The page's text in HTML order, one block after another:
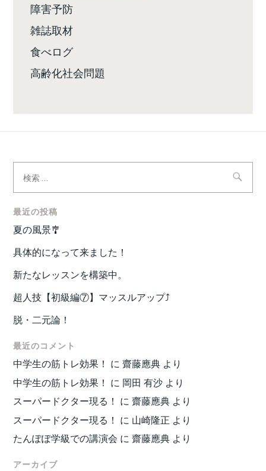
障害予防
雑誌取材
食べログ
高齢化社会問題
索:
最近の投稿
夏の風景🎐
具体的になって来ました！
新たなレッスンを構築中。
超人技【初級編⑦】マッスルアップ⤴️
脱・二元論！
最近のコメント
中学生の筋トレ効果！ に齋藤應典 より
中学生の筋トレ効果！ に 岡田 有沙 より
スーパードクター現る！ に齋藤應典 より
スーパードクター現る！ に 山崎隆正 より
たんぽぽ学級での講演会 に齋藤應典 より
アーカイブ